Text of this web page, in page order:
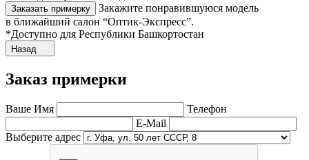
Заказать примерку
Закажите понравившуюся модель
в ближайший салон “Оптик-Экспресс”.
*Доступно для Республики Башкортостан
Назад
Заказ примерки
Ваше Имя
Телефон
E-Mail
Выберите адрес